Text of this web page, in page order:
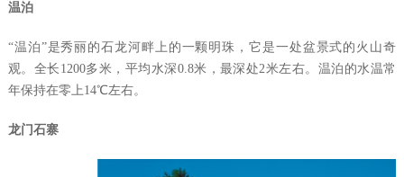
温泊
“温泊”是秀丽的石龙河畔上的一颗明珠，它是一处盆景式的火山奇
观。全长 1200多米，平均水深0.8米，最深处2米左右。温泊的水温常
年保持在零上14℃左右。
龙门石寨